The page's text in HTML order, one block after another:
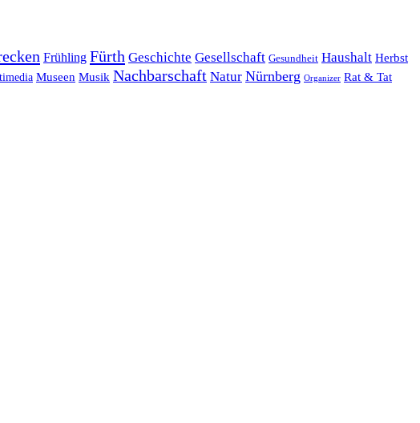
Frühling Fürth Geschichte Gesellschaft Gesundheit Haushalt Herbst
Museen Musik Nachbarschaft Natur Nürnberg Organizer Rat & Tat